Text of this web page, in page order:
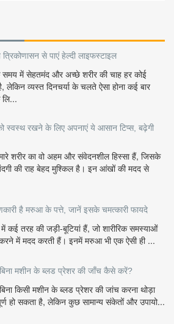
त्रिकोणासन से पाएं हेल्दी लाइफस्टाइल
में सेहतमंद और अच्छे शरीर की चाह हर कोई
लेकिन व्यस्त दिनचर्या के चलते ऐसा होना कई बार
लि...
स्वस्थ रखने के लिए अपनाएं ये आसान टिप्स, बढ़ेगी
शरीर का वो अहम और संवेदनशील हिस्सा हैं, जिसके
की राह बेहद मुश्किल है। इन आंखों की मदद से
है मरुआ के पत्ते, जानें इसके चमत्कारी फायदे
कई तरह की जड़ी-बूटियां हैं, जो शारीरिक समस्याओं
में मदद करती हैं। इनमें मरुआ भी एक ऐसी ही ...
मशीन के ब्लड प्रेशर की जाँच कैसे करें?
किसी मशीन के ब्लड प्रेशर की जांच करना थोड़ा
हो सकता है, लेकिन कुछ सामान्य संकेतों और उपायो...